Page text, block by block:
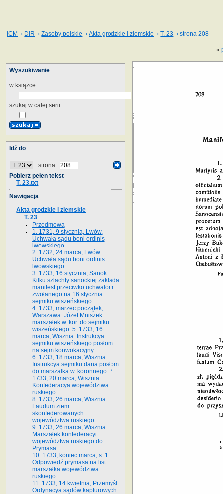
ICM › DIR ›Zasoby polskie ›Akta grodzkie i ziemskie ›T. 23 › strona 208
«
Wyszukiwanie
w książce
szukaj w całej serii
Idź do
strona:
Pobierz pełen tekst
T. 23.txt
Nawigacja
Akta grodzkie i ziemskie
T. 23
Przedmowa
1. 1731, 9 stycznia, Lwów.
Uchwała sądu boni ordinis
lwowskiego
2. 1732, 24 marca, Lwów.
Uchwała sądu boni ordinis
lwowskiego
3. 1733, 16 stycznia, Sanok.
Kilku szlachty sanockiej zakłada
manifest przeciwko uchwałom
zwołanego na 16 stycz­nia
sejmiku wiszeńskiego
4. 1733, marzec początek,
Warszawa. Józef Mniszek
marszałek w. kor. do sejmiku
wiszeńskiego. 5. 1733, 16
marca, Wisznia. Instrukcya
sejmiku wiszeńskiego posłom
na sejm konwokacyjny
6. 1733, 18 marca, Wisznia.
Instrukcya sejmiku dana posłom
do marszałka w. koronnego. 7.
1733, 20 marca, Wisznia.
Konfederacya województwa
ruskiego
8. 1733, 26 marca, Wisznia.
Laudum ziem
skonfederowanych
województwa ruskiego
9. 1733, 26 marca, Wisznia.
Marszałek konfederacyi
województwa ruskiego do
Prymasa
10. 1733, koniec marca, s. 1.
Odpowiedź prymasa na list
marszałka województwa
ruskiego
11. 1733, 14 kwietnia, Przemyśl.
Ordynacya sądów kapturowych